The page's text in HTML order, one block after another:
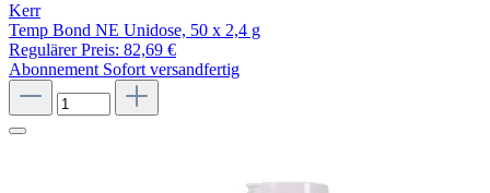
Kerr
Temp Bond NE Unidose, 50 x 2,4 g
Regulärer Preis: 82,69 €
Abonnement Sofort versandfertig